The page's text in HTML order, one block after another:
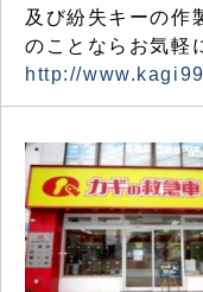
及び紛失キーの作
のことならお気軽
http://